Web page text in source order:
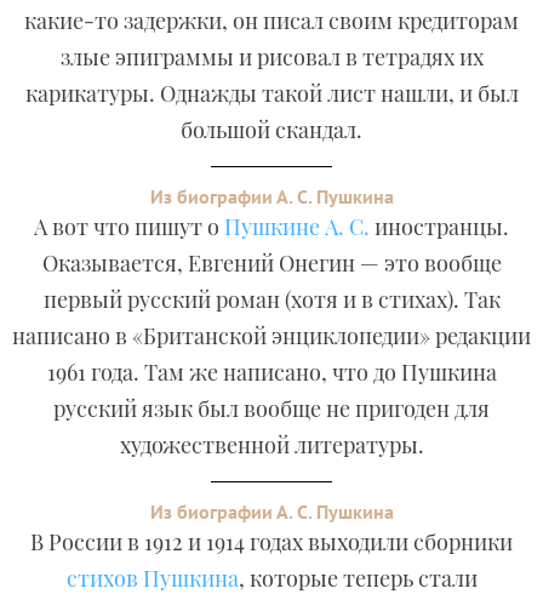
какие-то задержки, он писал своим кредиторам
злые эпиграммы и рисовал в тетрадях их
карикатуры. Однажды такой лист нашли, и был
большой скандал.
Из биографии А. С. Пушкина
А вот что пишут о Пушкине А. С. иностранцы.
Оказывается, Евгений Онегин — это вообще
первый русский роман (хотя и в стихах). Так
написано в «Британской энциклопедии» редакции
1961 года. Там же написано, что до Пушкина
русский язык был вообще не пригоден для
художественной литературы.
Из биографии А. С. Пушкина
В России в 1912 и 1914 годах выходили сборники
стихов Пушкина, которые теперь стали